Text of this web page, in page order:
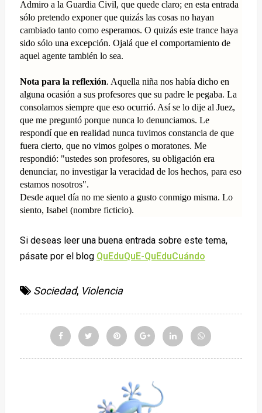
Admiro a la Guardia Civil, que quede claro; en esta entrada
sólo pretendo exponer que quizás las cosas no hayan
cambiado tanto como esperamos. O quizás este trance haya
sido sólo una excepción. Ojalá que el comportamiento de
aquel agente también lo sea.
Nota para la reflexión. Aquella niña nos había dicho en
alguna ocasión a sus profesores que su padre le pegaba. La
consolamos siempre que eso ocurrió. Así se lo dije al Juez,
que me preguntó porque nunca lo denunciamos. Le
respondí que en realidad nunca tuvimos constancia de que
fuera cierto, que no vimos golpes o moratones. Me
respondió: "ustedes son profesores, su obligación era
denunciar, no investigar la veracidad de los hechos, para eso
estamos nosotros".
Desde aquel día no me siento a gusto conmigo misma. Lo
siento, Isabel (nombre ficticio).
Si deseas leer una buena entrada sobre este tema,
pásate por el blog QuEduQuE-QuEduCuándo
Sociedad, Violencia